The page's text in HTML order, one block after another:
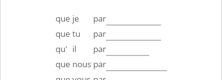
que je
par
que tu
par
qu' il
par
que nous par